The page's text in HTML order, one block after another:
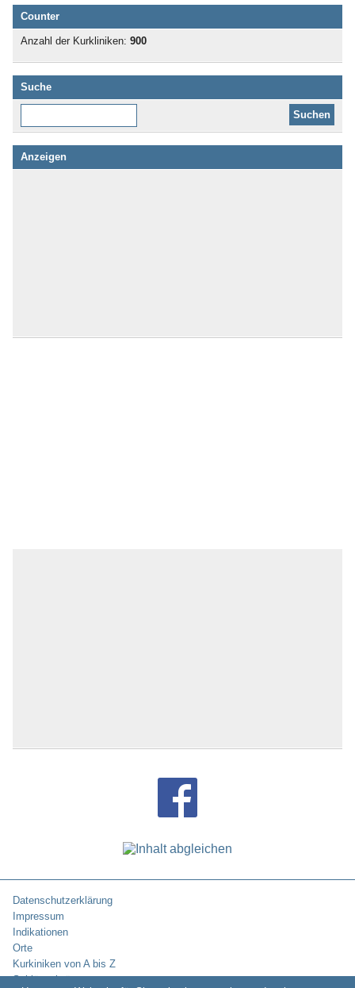
Counter
Anzahl der Kurkliniken: 900
Suche
Anzeigen
Datenschutzerklärung
Impressum
Indikationen
Orte
Kurkiniken von A bis Z
Schlüsselwörter